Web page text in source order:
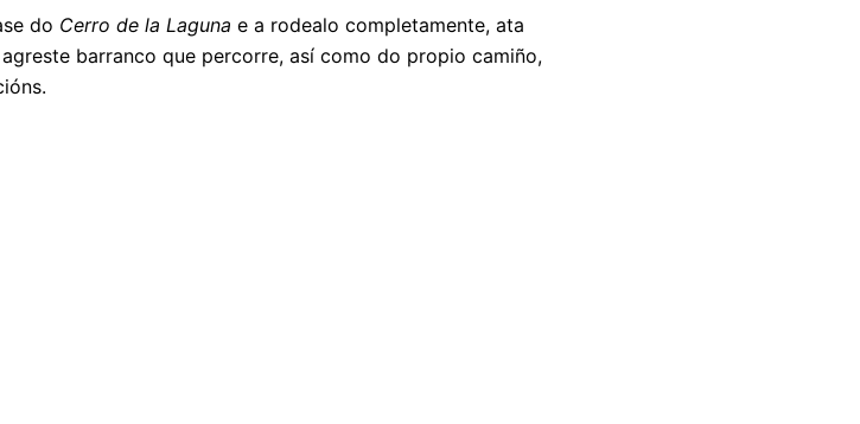
do Cerro de la Laguna e a rodealo completamente, ata
barranco que percorre, así como do propio camiño,